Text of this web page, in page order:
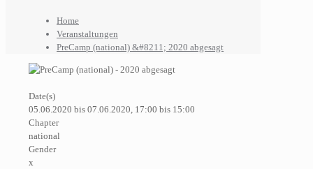
Home
Veranstaltungen
PreCamp (national) &#8211; 2020 abgesagt
Date(s)
05.06.2020 bis 07.06.2020, 17:00 bis 15:00
Chapter
national
Gender
x